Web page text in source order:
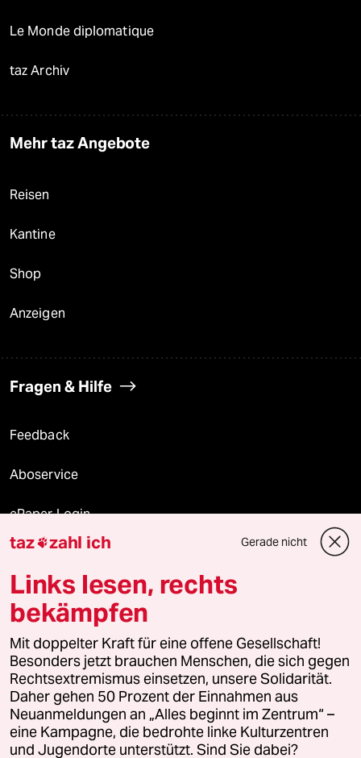
Le Monde diplomatique
taz Archiv
Mehr taz Angebote
Reisen
Kantine
Shop
Anzeigen
Fragen & Hilfe
Feedback
Aboservice
ePaper Login
Downloads für Abonnierende
© 2026 taz Verlags und Vertriebs GmbH
Alle Rechte vorbehalten. Bei rechtlichen Fragen oder für Genehmigungen
wenden Sie sich bitte an
lizenzen@taz.de
Feedback Redaktionsstatut Kommune-Richtlinien
Leitlinie Informant Datenschutz Impressum AGB
taz zahl ich Gerade nicht
Links lesen, rechts
bekämpfen
Mit doppelter Kraft für eine offene Gesellschaft!
Besonders jetzt brauchen Menschen, die sich gegen
Rechtsextremismus einsetzen, unsere Solidarität.
Daher gehen 50 Prozent der Einnahmen aus
Neuanmeldungen an „Alles beginnt im Zentrum“ –
eine Kampagne, die bedrohte linke Kulturzentren
und Jugendorte unterstützt. Sind Sie dabei?